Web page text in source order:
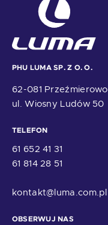
PHU LUMA SP. Z O. O.
62-081 Przeźmierowo
ul. Wiosny Ludów 50
TELEFON
61 652 41 31
61 814 28 51
kontakt@luma.com.pl
OBSERWUJ NAS